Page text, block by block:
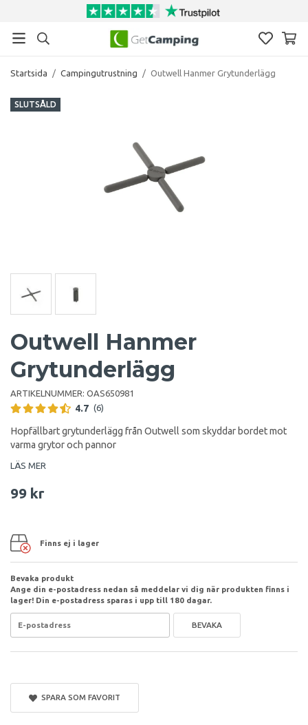
Startsida / Campingutrustning / Outwell Hanmer Grytunderlägg
SLUTSÅLD
Outwell Hanmer
Grytunderlägg
ARTIKELNUMMER: OAS650981
4.7 (6)
Hopfällbart grytunderlägg från Outwell som skyddar bordet mot
varma grytor och pannor
LÄS MER
99 kr
Finns ej i lager
Bevaka produkt
Ange din e-postadress nedan så meddelar vi dig när produkten finns i
lager! Din e-postadress sparas i upp till 180 dagar.
BEVAKA
SPARA SOM FAVORIT